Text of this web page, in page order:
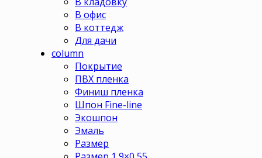
В офис
В коттедж
Для дачи
column
Покрытие
ПВХ пленка
Финиш пленка
Шпон Fine-line
Экошпон
Эмаль
Размер